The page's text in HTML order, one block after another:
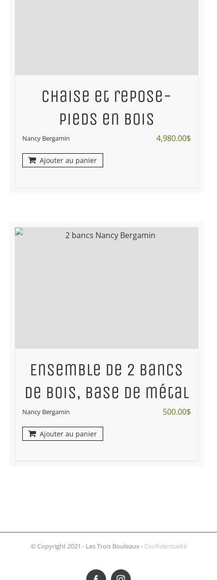
Chaise et repose-
pieds en bois
Nancy Bergamin 4,980.00$
Ajouter au panier
Ensemble de 2 bancs
de bois, base de métal
Nancy Bergamin 500.00$
Ajouter au panier
© Copyright 2021 - Les Trois Bouleaux - Confidentialité